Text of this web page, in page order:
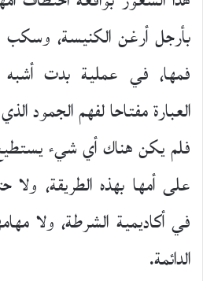
بأرجل أرغن الكنيسة، وسكب
فمها، في عملية بدت أشبه
العبارة مفتاحا لفهم الجمود
فلم يكن هناك أي شيء يستطيع
على أمها بهذه الطريقة،
في أكاديمية الشرطة، ولا
الدائمة.